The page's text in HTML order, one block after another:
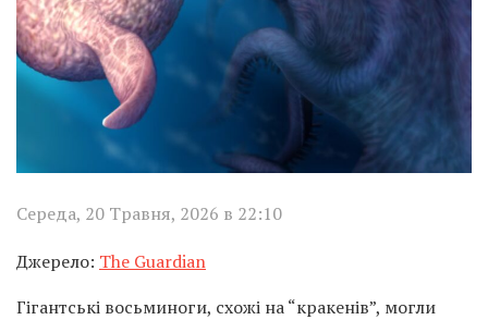
Середа, 20 Травня, 2026 в 22:10
Джерело: The Guardian
Гігантські восьминоги, схожі на “кракенів”, могли